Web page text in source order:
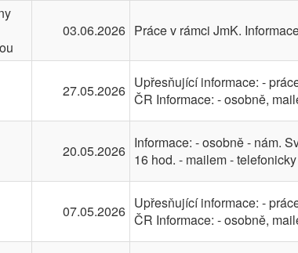
03.06.2026 Práce v rámci JmK.
27.05.2026 Upřesňující informace: -
ČR Informace: - osobně,
20.05.2026 Informace: - osobně - nám.
16 hod. - mailem -
07.05.2026 Upřesňující informace: -
ČR Informace: - osobně,